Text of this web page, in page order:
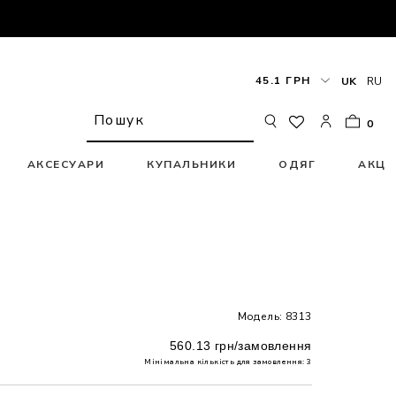
45.1 ГРН UK RU
0
АКСЕСУАРИ КУПАЛЬНИКИ ОДЯГ
Модель: 8313
560.13 грн/замовлення
Мінімальна кількість для замовлення: 3